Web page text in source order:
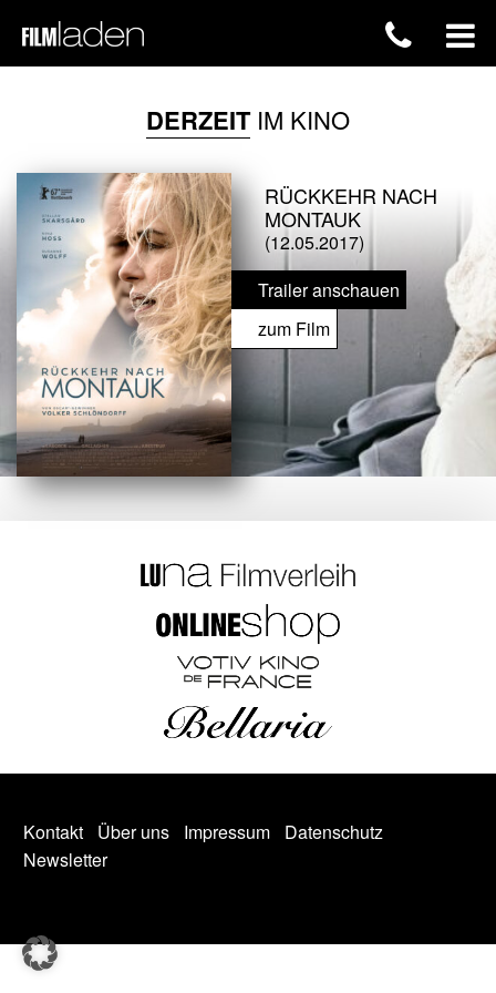
DERZEITIM KINO
RÜCKKEHR NACH
MONTAUK
(12.05.2017)
Trailer anschauen
zum Film
Kontakt Über uns Impressum
Datenschutz
Newsletter